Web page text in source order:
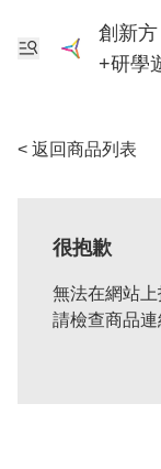
創新
+研學
< 返回商品列表
很抱歉
無法在網站上
請檢查商品連